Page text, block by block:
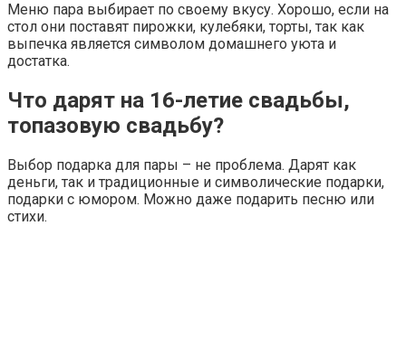
Меню пара выбирает по своему вкусу. Хорошо, если на
стол они поставят пирожки, кулебяки, торты, так как
выпечка является символом домашнего уюта и
достатка.
Что дарят на 16-летие свадьбы,
топазовую свадьбу?
Выбор подарка для пары – не проблема. Дарят как
деньги, так и традиционные и символические подарки,
подарки с юмором. Можно даже подарить песню или
стихи.